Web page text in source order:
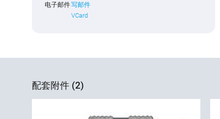
电子邮件写邮件
VCard
配套附件 (2)